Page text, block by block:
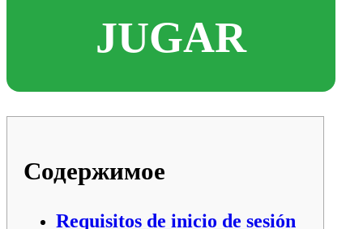
JUGAR
Содержимое
Requisitos de inicio de sesión